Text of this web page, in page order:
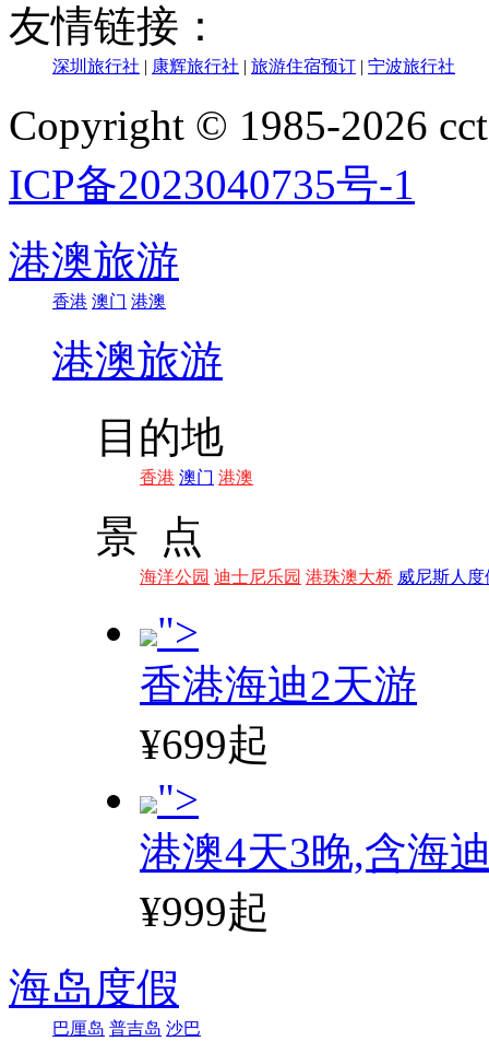
友情链接：
深圳旅行社 | 康辉旅行社 | 旅游住宿预订 | 宁波旅行社
Copyright © 1985-2026
ICP备2023040735号-1
港澳旅游
香港 澳门 港澳
港澳旅游
目的地
香港 澳门 港澳
景 点
海洋公园 迪士尼乐园 港珠澳大桥 威尼斯人度
">
香港海迪2天游
¥699起
">
港澳4天3晚,含海
¥999起
海岛度假
巴厘岛 普吉岛 沙巴